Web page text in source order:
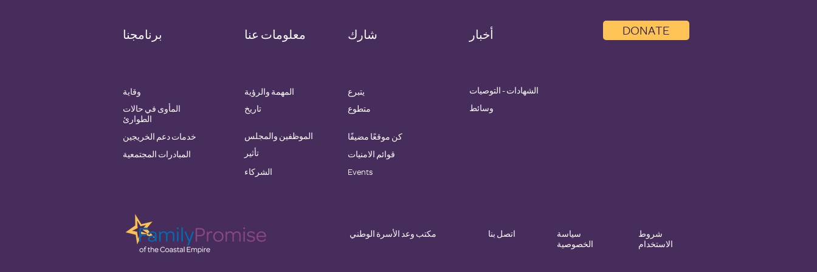
برنامجنا معلومات عنا شارك أخبار
وقاية
المأوى في حالات
الطوارئ
خدمات دعم الخريجين
المبادرات المجتمعية
المهمة والرؤية
تاريخ
الموظفين والمجلس
تأثير
الشركاء
يتبرع
متطوع
كن موقعًا مضيفًا
قوائم الامنيات
Events
الشهادات - التوصيات
وسائط
DONATE
مكتب وعد الأسرة الوطني اتصل بنا
سياسة
الخصوصية
شروط
الاستخدام